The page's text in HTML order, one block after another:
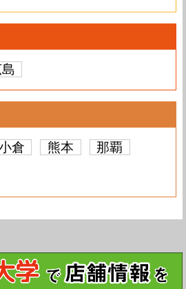
倉 熊本
那覇